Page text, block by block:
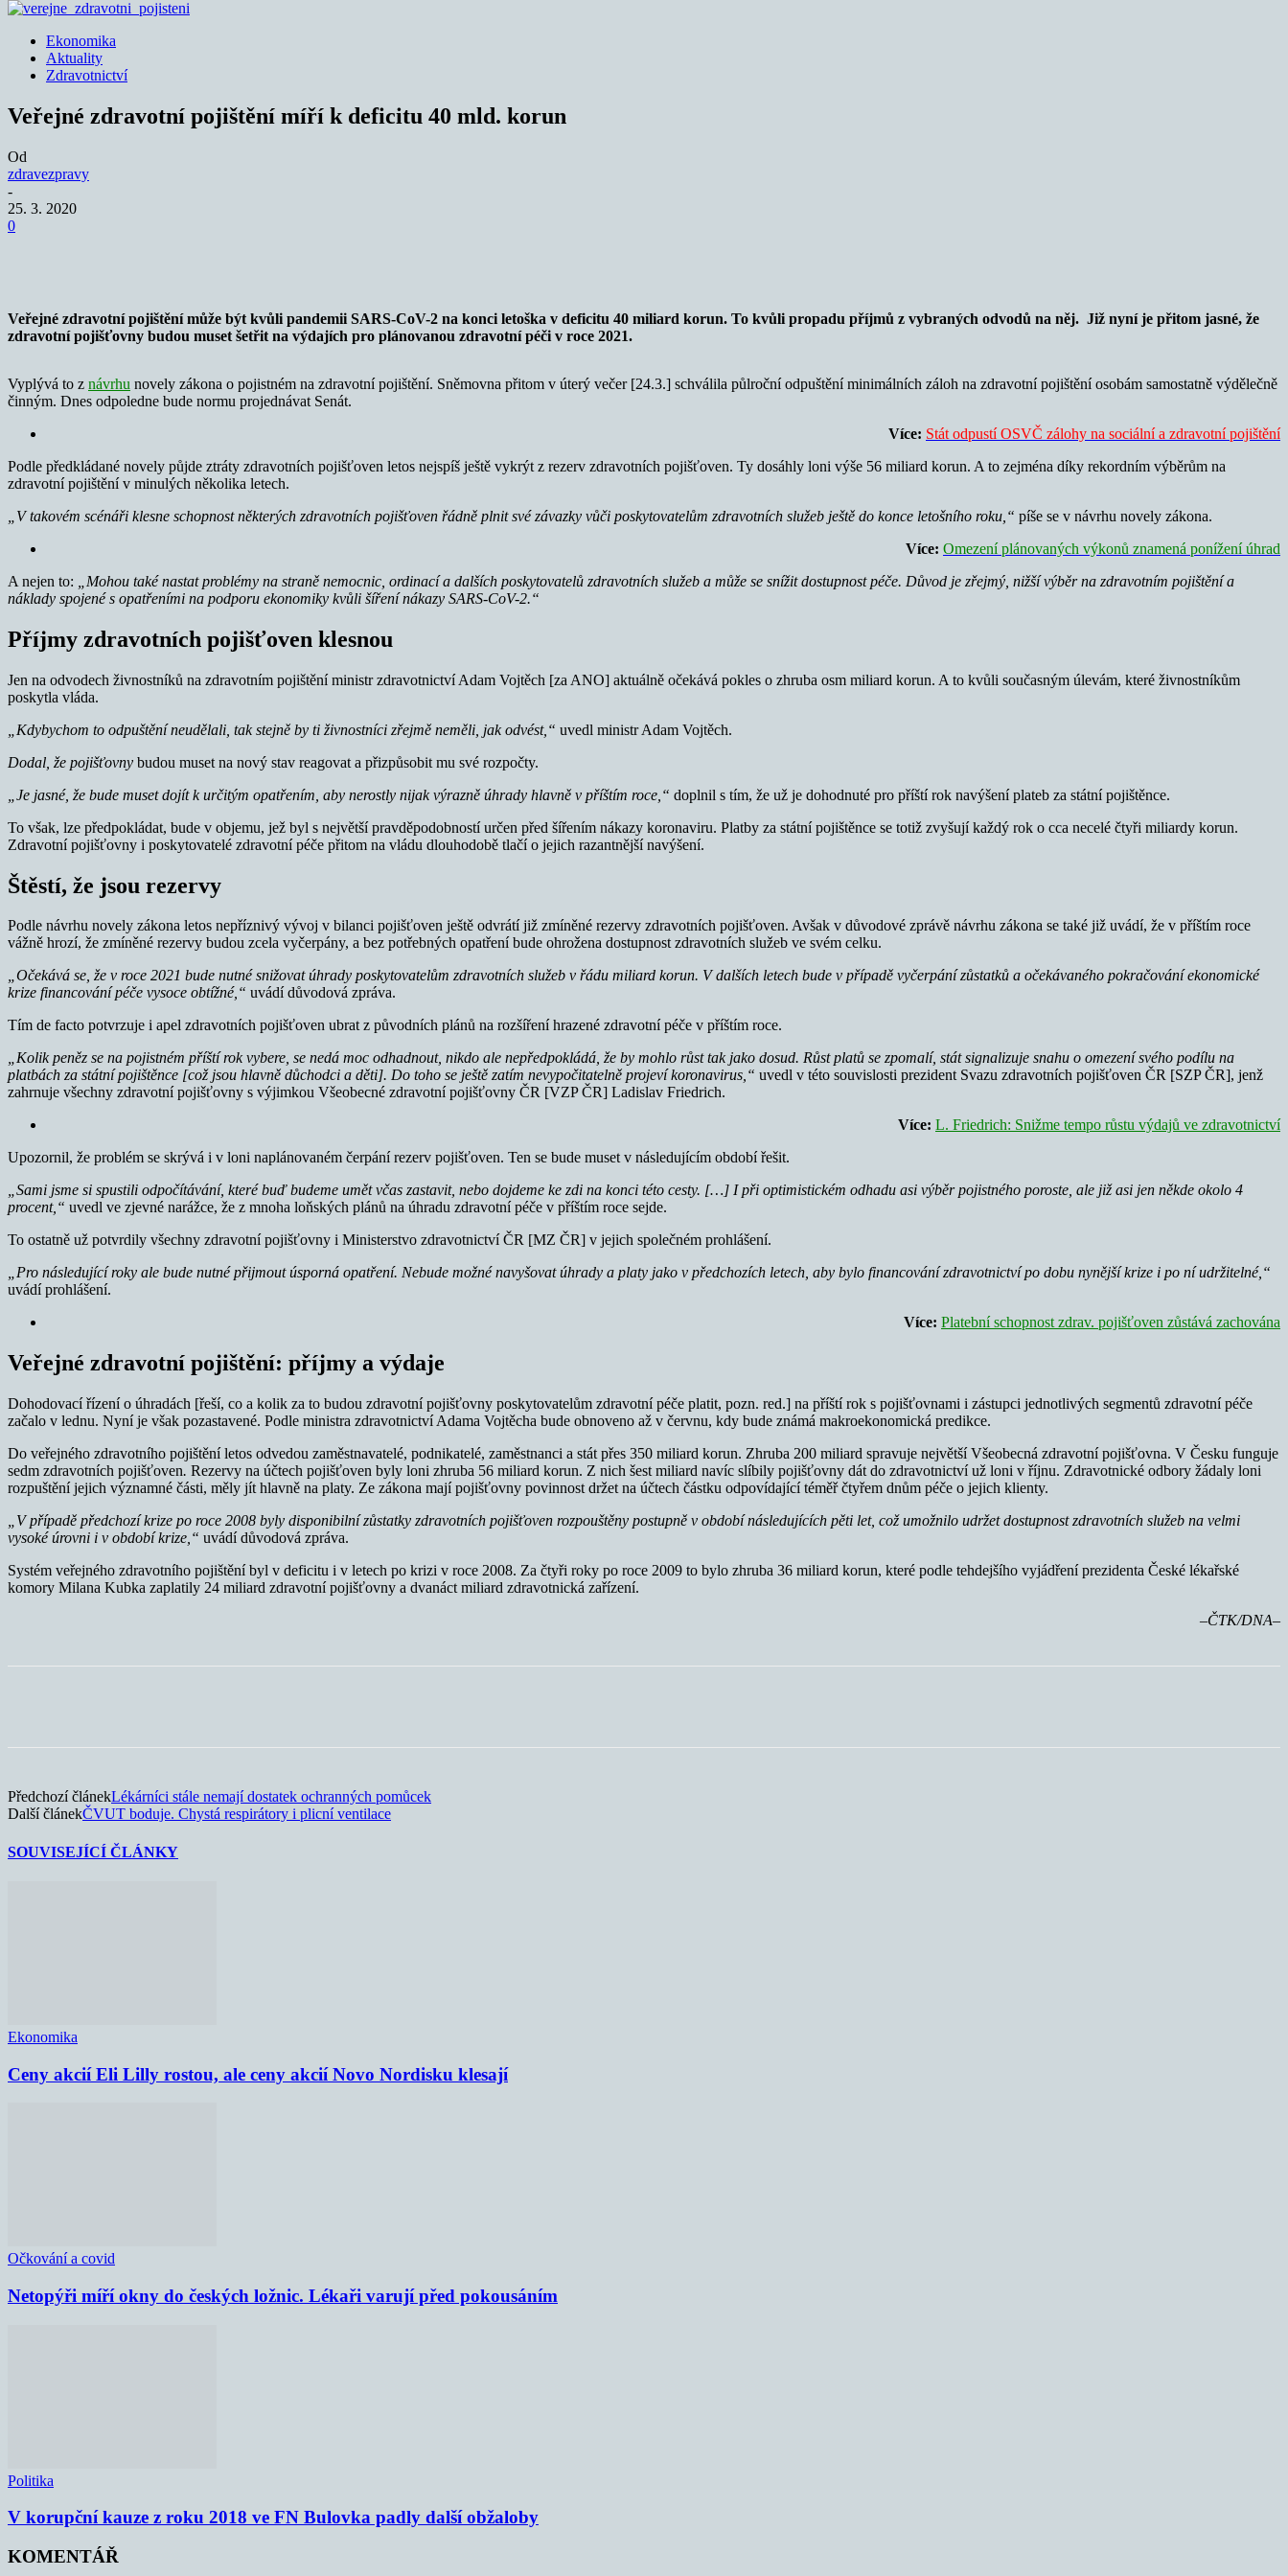
Ekonomika
Aktuality
Zdravotnictví
Veřejné zdravotní pojištění míří k deficitu 40 mld. korun
Od
zdravezpravy
-
25. 3. 2020
0
Veřejné zdravotní pojištění může být kvůli pandemii SARS-CoV-2 na konci letoška v deficitu 40 miliard korun. To kvůli propadu příjmů z vybraných odvodů na něj. Již nyní je přitom jasné, že
zdravotní pojišťovny budou muset šetřit na výdajích pro plánovanou zdravotní péči v roce 2021.
Vyplývá to z návrhu novely zákona o pojistném na zdravotní pojištění. Sněmovna přitom v úterý večer [24.3.] schválila půlroční odpuštění minimálních záloh na zdravotní pojištění osobám samostatně výdělečně
činným. Dnes odpoledne bude normu projednávat Senát.
Více: Stát odpustí OSVČ zálohy na sociální a zdravotní pojištění
Podle předkládané novely půjde ztráty zdravotních pojišťoven letos nejspíš ještě vykrýt z rezerv zdravotních pojišťoven. Ty dosáhly loni výše 56 miliard korun. A to zejména díky rekordním výběrům na
zdravotní pojištění v minulých několika letech.
„V takovém scénáři klesne schopnost některých zdravotních pojišťoven řádně plnit své závazky vůči poskytovatelům zdravotních služeb ještě do konce letošního roku,“ píše se v návrhu novely zákona.
Více: Omezení plánovaných výkonů znamená ponížení úhrad
A nejen to:
„Mohou také nastat problémy na straně nemocnic, ordinací a dalších poskytovatelů zdravotních služeb a může se snížit dostupnost péče. Důvod je zřejmý, nižší výběr na zdravotním pojištění a
náklady spojené s opatřeními na podporu ekonomiky kvůli šíření nákazy SARS-CoV-2.“
Příjmy zdravotních pojišťoven klesnou
Jen na odvodech živnostníků na zdravotním pojištění ministr zdravotnictví Adam Vojtěch [za ANO] aktuálně očekává pokles o zhruba osm miliard korun. A to kvůli současným úlevám, které živnostníkům
poskytla vláda.
„Kdybychom to odpuštění neudělali, tak stejně by ti živnostníci zřejmě neměli, jak odvést,“ uvedl ministr Adam Vojtěch.
Dodal, že pojišťovny budou muset na nový stav reagovat a přizpůsobit mu své rozpočty.
„Je jasné, že bude muset dojít k určitým opatřením, aby nerostly nijak výrazně úhrady hlavně v příštím roce,“ doplnil s tím, že už je dohodnuté pro příští rok navýšení plateb za státní pojištěnce.
To však, lze předpokládat, bude v objemu, jež byl s největší pravděpodobností určen před šířením nákazy koronaviru. Platby za státní pojištěnce se totiž zvyšují každý rok o cca necelé čtyři miliardy korun.
Zdravotní pojišťovny i poskytovatelé zdravotní péče přitom na vládu dlouhodobě tlačí o jejich razantnější navýšení.
Štěstí, že jsou rezervy
Podle návrhu novely zákona letos nepříznivý vývoj v bilanci pojišťoven ještě odvrátí již zmíněné rezervy zdravotních pojišťoven. Avšak v důvodové zprávě návrhu zákona se také již uvádí, že v příštím roce
vážně hrozí, že zmíněné rezervy budou zcela vyčerpány, a bez potřebných opatření bude ohrožena dostupnost zdravotních služeb ve svém celku.
„Očekává se, že v roce 2021 bude nutné snižovat úhrady poskytovatelům zdravotních služeb v řádu miliard korun. V dalších letech bude v případě vyčerpání zůstatků a očekávaného pokračování ekonomické
krize financování péče vysoce obtížné,“ uvádí důvodová zpráva.
Tím de facto potvrzuje i apel zdravotních pojišťoven ubrat z původních plánů na rozšíření hrazené zdravotní péče v příštím roce.
„Kolik peněz se na pojistném příští rok vybere, se nedá moc odhadnout, nikdo ale nepředpokládá, že by mohlo růst tak jako dosud. Růst platů se zpomalí, stát signalizuje snahu o omezení svého podílu na
platbách za státní pojištěnce [což jsou hlavně důchodci a děti]. Do toho se ještě zatím nevypočitatelně projeví koronavirus,“ uvedl v této souvislosti prezident Svazu zdravotních pojišťoven ČR [SZP ČR], jenž
zahrnuje všechny zdravotní pojišťovny s výjimkou Všeobecné zdravotní pojišťovny ČR [VZP ČR] Ladislav Friedrich.
Více: L. Friedrich: Snižme tempo růstu výdajů ve zdravotnictví
Upozornil, že problém se skrývá i v loni naplánovaném čerpání rezerv pojišťoven. Ten se bude muset v následujícím období řešit.
„Sami jsme si spustili odpočítávání, které buď budeme umět včas zastavit, nebo dojdeme ke zdi na konci této cesty. […] I při optimistickém odhadu asi výběr pojistného poroste, ale již asi jen někde okolo 4
procent,“ uvedl ve zjevné narážce, že z mnoha loňských plánů na úhradu zdravotní péče v příštím roce sejde.
To ostatně už potvrdily všechny zdravotní pojišťovny i Ministerstvo zdravotnictví ČR [MZ ČR] v jejich společném prohlášení.
„Pro následující roky ale bude nutné přijmout úsporná opatření. Nebude možné navyšovat úhrady a platy jako v předchozích letech, aby bylo financování zdravotnictví po dobu nynější krize i po ní udržitelné,“
uvádí prohlášení.
Více: Platební schopnost zdrav. pojišťoven zůstává zachována
Veřejné zdravotní pojištění: příjmy a výdaje
Dohodovací řízení o úhradách [řeší, co a kolik za to budou zdravotní pojišťovny poskytovatelům zdravotní péče platit, pozn. red.] na příští rok s pojišťovnami i zástupci jednotlivých segmentů zdravotní péče
začalo v lednu. Nyní je však pozastavené. Podle ministra zdravotnictví Adama Vojtěcha bude obnoveno až v červnu, kdy bude známá makroekonomická predikce.
Do veřejného zdravotního pojištění letos odvedou zaměstnavatelé, podnikatelé, zaměstnanci a stát přes 350 miliard korun. Zhruba 200 miliard spravuje největší Všeobecná zdravotní pojišťovna. V Česku funguje
sedm zdravotních pojišťoven. Rezervy na účtech pojišťoven byly loni zhruba 56 miliard korun. Z nich šest miliard navíc slíbily pojišťovny dát do zdravotnictví už loni v říjnu. Zdravotnické odbory žádaly loni
rozpuštění jejich významné části, měly jít hlavně na platy. Ze zákona mají pojišťovny povinnost držet na účtech částku odpovídající téměř čtyřem dnům péče o jejich klienty.
„V případě předchozí krize po roce 2008 byly disponibilní zůstatky zdravotních pojišťoven rozpouštěny postupně v období následujících pěti let, což umožnilo udržet dostupnost zdravotních služeb na velmi
vysoké úrovni i v období krize,“ uvádí důvodová zpráva.
Systém veřejného zdravotního pojištění byl v deficitu i v letech po krizi v roce 2008. Za čtyři roky po roce 2009 to bylo zhruba 36 miliard korun, které podle tehdejšího vyjádření prezidenta České lékařské
komory Milana Kubka zaplatily 24 miliard zdravotní pojišťovny a dvanáct miliard zdravotnická zařízení.
–ČTK/DNA–
Předchozí článekLékárníci stále nemají dostatek ochranných pomůcek
Další článekČVUT boduje. Chystá respirátory i plicní ventilace
SOUVISEJÍCÍ ČLÁNKY
Ekonomika
Ceny akcií Eli Lilly rostou, ale ceny akcií Novo Nordisku klesají
Očkování a covid
Netopýři míří okny do českých ložnic. Lékaři varují před pokousáním
Politika
V korupční kauze z roku 2018 ve FN Bulovka padly další obžaloby
KOMENTÁŘ